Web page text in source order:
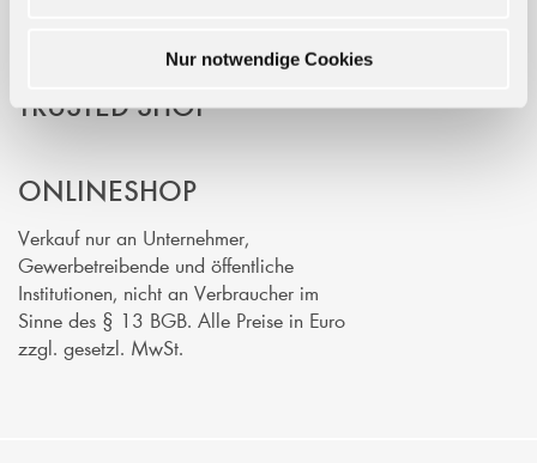
Nur notwendige Cookies
TRUSTED SHOP
ONLINESHOP
Verkauf nur an Unternehmer,
Gewerbetreibende und öffentliche
Institutionen, nicht an Verbraucher im
Sinne des § 13 BGB. Alle Preise in Euro
zzgl. gesetzl. MwSt.